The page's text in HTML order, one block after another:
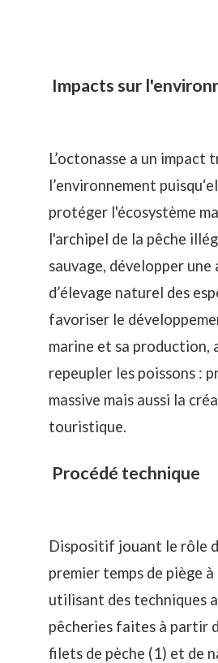
Impacts sur
L’octonasse a un impact
l’environnement
protéger l'écosystème
l'archipel de la pêche
sauvage, développer
d’élevage naturel des
favoriser le
marine et sa production,
repeupler les poissons :
massive mais aussi la
touristique.
Procédé technique
Dispositif jouant le rôle
premier temps de piège à
utilisant des techniques
pêcheries faites à partir
filets de pèche (1) et de